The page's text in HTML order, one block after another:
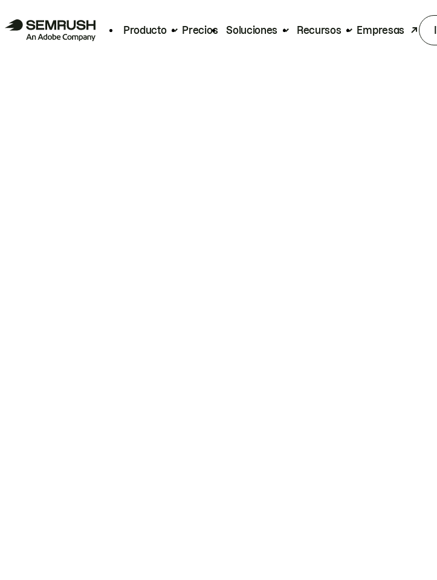
Producto Precios Soluciones Recursos Empresas